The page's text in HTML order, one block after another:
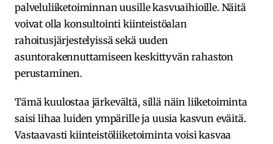
palveluliiketoiminnan uusille kasvuaihioille. Näitä
voivat olla konsultointi kiinteistöalan
rahoitusjärjestelyissä sekä uuden
asuntorakennuttamiseen keskittyvän rahaston
perustaminen.
Tämä kuulostaa järkevältä, sillä näin liiketoiminta
saisi lihaa luiden ympärille ja uusia kasvun eväitä.
Vastaavasti kiinteistöliiketoiminta voisi kasvaa